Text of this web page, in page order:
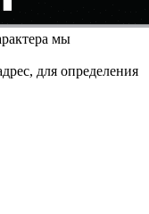
мы
для определения